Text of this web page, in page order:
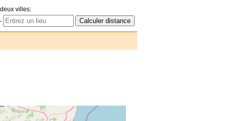
villes:
-